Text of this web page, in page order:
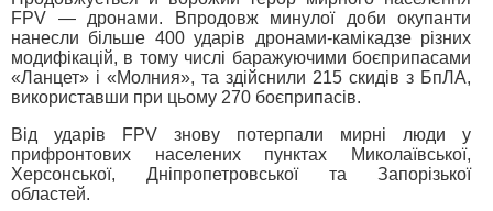
FPV — дронами. Впродовж минулої доби окупанти
нанесли більше 400 ударів дронами-камікадзе різних
модифікацій, в тому числі баражуючими боєприпасами
«Ланцет» і «Молния», та здійснили 215 скидів з БпЛА,
використавши при цьому 270 боєприпасів.
Від ударів FPV знову потерпали мирні люди у
прифронтових населених пунктах Миколаївської,
Херсонської, Дніпропетровської та Запорізької
областей.